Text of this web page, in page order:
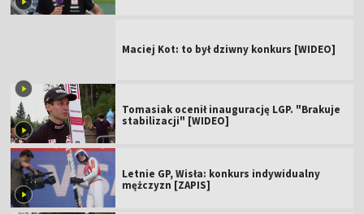
Maciej Kot: to był dziwny konkurs [WIDEO]
Tomasiak ocenił inaugurację LGP. "Brakuje
stabilizacji" [WIDEO]
Letnie GP, Wisła: konkurs indywidualny
mężczyzn [ZAPIS]